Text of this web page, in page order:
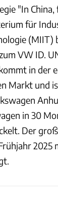
"In China,
für
(MIIT)
VW ID.
in der
Markt und
in 30
Der
2025